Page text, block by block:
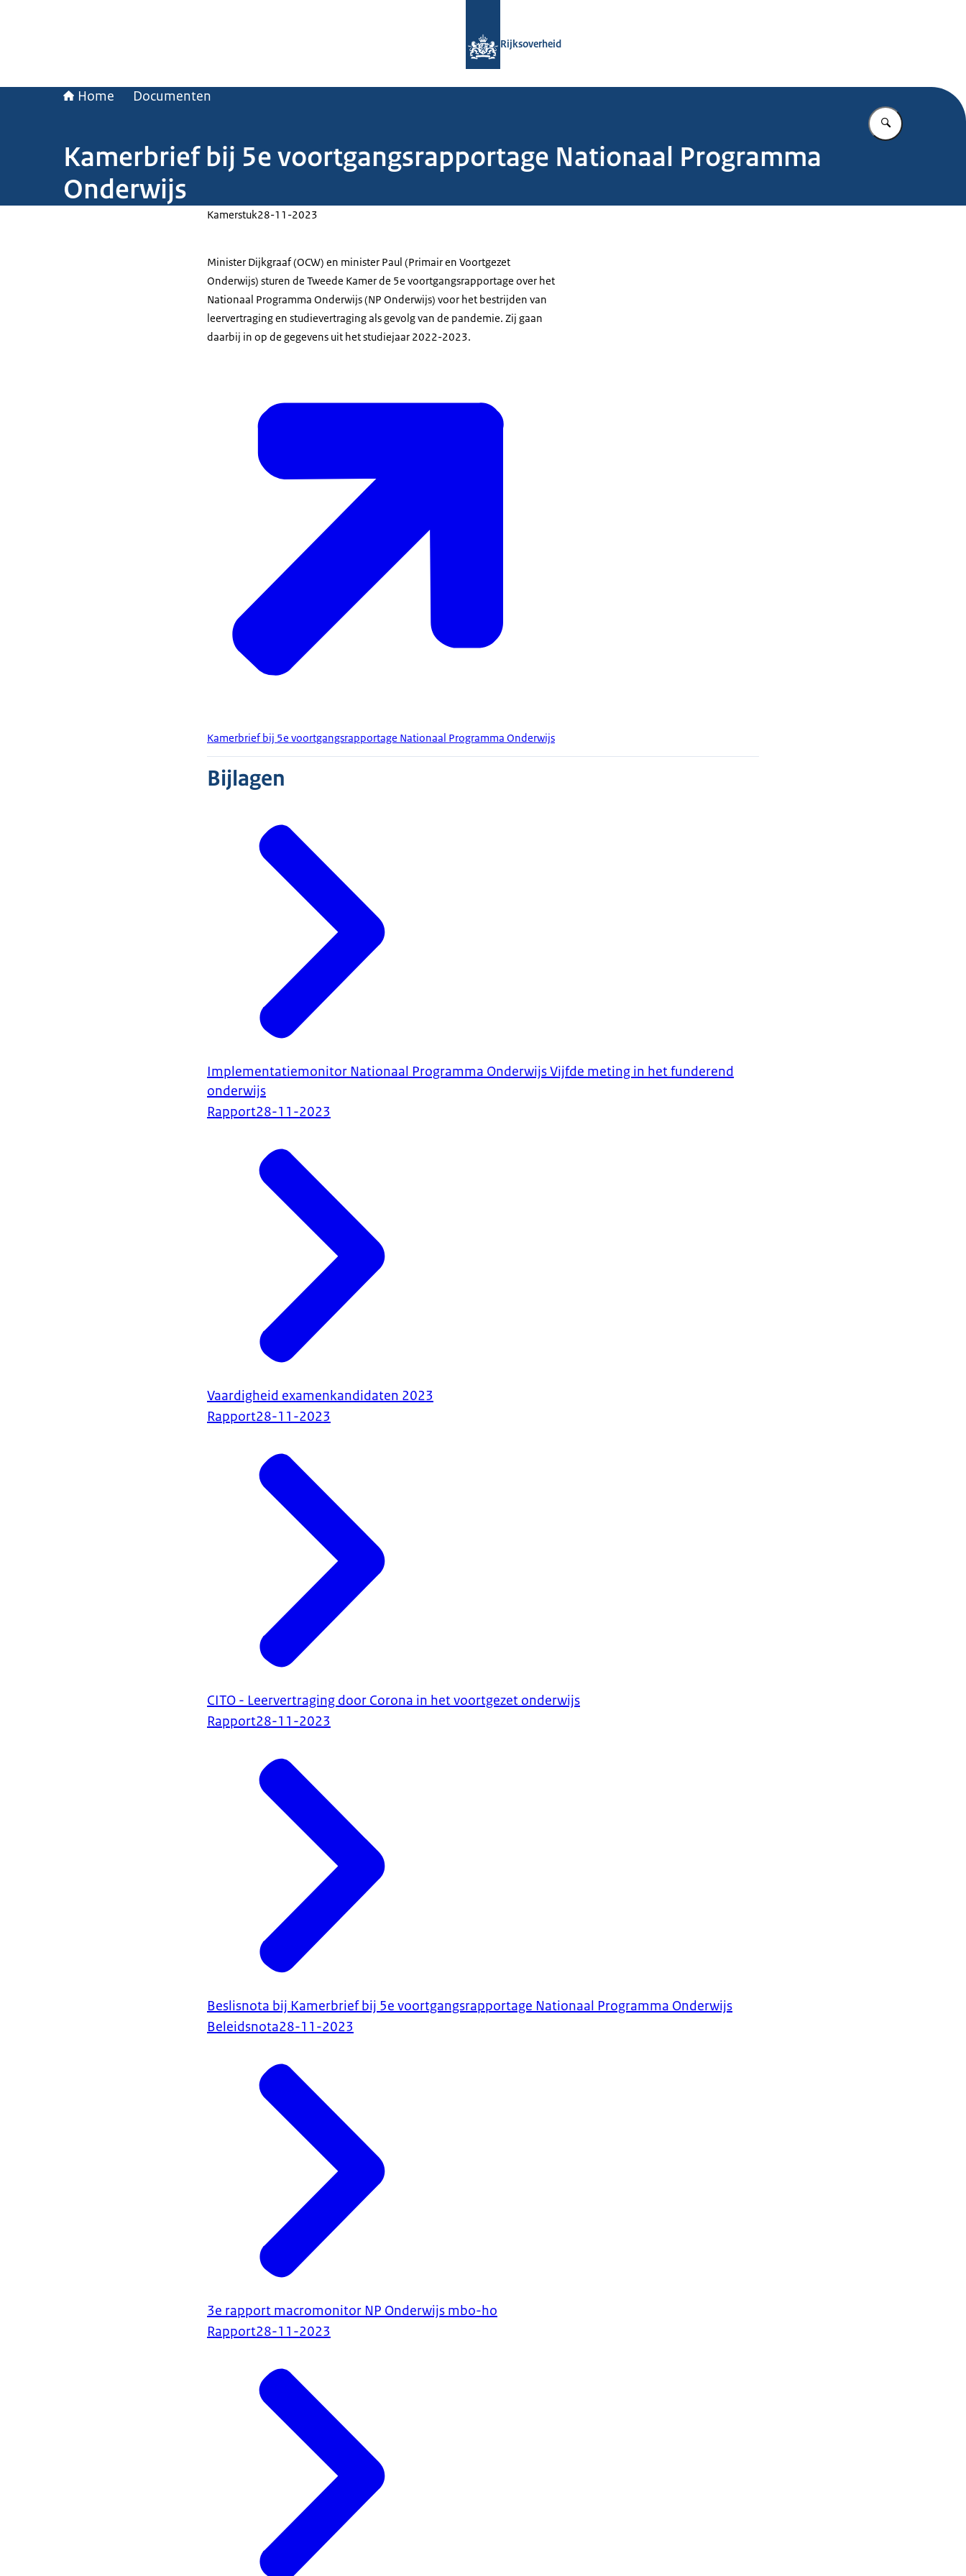
Rijksoverheid
Home Documenten
Vul in wat u
Kamerbrief bij 5e voortgangsrapportage Nationaal Programma
Onderwijs
Kamerstuk28-11-2023
Minister Dijkgraaf (OCW) en minister Paul (Primair en Voortgezet
Onderwijs) sturen de Tweede Kamer de 5e voortgangsrapportage over het
Nationaal Programma Onderwijs (NP Onderwijs) voor het bestrijden van
leervertraging en studievertraging als gevolg van de pandemie. Zij gaan
daarbij in op de gegevens uit het studiejaar 2022-2023.
Kamerbrief bij 5e voortgangsrapportage Nationaal Programma Onderwijs
Bijlagen
Implementatiemonitor Nationaal Programma Onderwijs Vijfde meting in het funderend
onderwijs
Rapport28-11-2023
Vaardigheid examenkandidaten 2023
Rapport28-11-2023
CITO - Leervertraging door Corona in het voortgezet onderwijs
Rapport28-11-2023
Beslisnota bij Kamerbrief bij 5e voortgangsrapportage Nationaal Programma Onderwijs
Beleidsnota28-11-2023
3e rapport macromonitor NP Onderwijs mbo-ho
Rapport28-11-2023